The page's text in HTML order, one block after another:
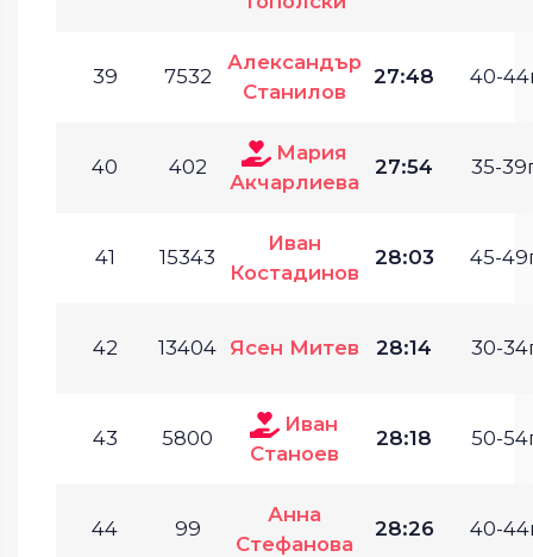
39 7532
Александър
Станилов
27:48 40-
40 402
Мария
Акчарлиева
27:54 35-
41 15343
Иван
Костадинов
28:03 45-
42 13404 Ясен Митев 28:14 30-
43 5800
Иван
Станоев
28:18 50-
44 99
Анна
Стефанова
28:26 40-